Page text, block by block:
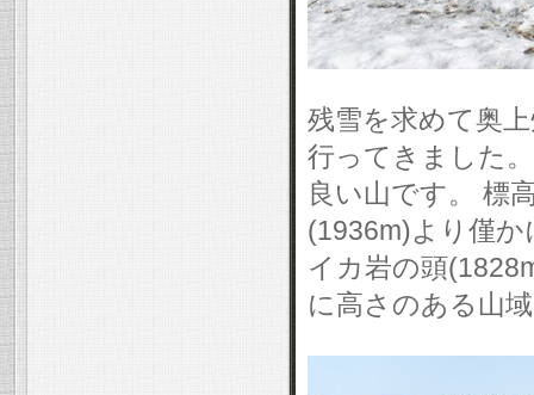
残雪を求めて奥
行ってきました
良い山です。 標
(1936m)より僅
イカ岩の頭
に高さのある山